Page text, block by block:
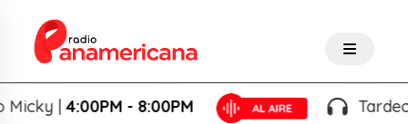
|4:00PM - 8:00PM Tardeo